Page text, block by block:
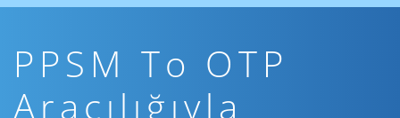
PPSM To OTP
Aracılığıyla